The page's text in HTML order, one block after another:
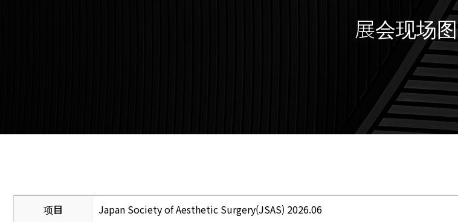
展会现场图
项目 Japan Society of Aesthetic Surgery(JSAS) 2026.06